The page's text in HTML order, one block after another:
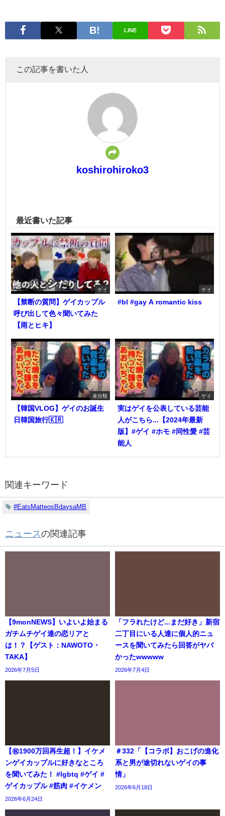
LINE
この記事を書いた人
koshirohiroko3
最近書いた記事
ゲイ
【禁断の質問】ゲイカップル
呼び出して色々聞いてみた
【雨とヒキ】
ゲイ
#bl #gay A romantic kiss
未分類
【韓国VLOG】ゲイのお誕生
日韓国旅行🇰🇷
ゲイ
実はゲイを公表している芸能
人がこちら...【2024年最新
版】#ゲイ #ホモ #同性愛 #芸
能人
関連キーワード
#EatsMatteosBdaysaMB
ニュースの関連記事
【9monNEWS】いよいよ始まる
ガチムチゲイ達の恋リアと
は！？【ゲスト：NAWOTO・
TAKA】
2026年7月5日
「フラれたけど...まだ好き」新宿
二丁目にいる人達に個人的ニュ
ースを聞いてみたら回答がヤバ
かったwwwww
2026年7月4日
【㊗️1900万回再生超！】イケメ
ンゲイカップルに好きなところ
を聞いてみた！ #lgbtq #ゲイ #
ゲイカップル #筋肉 #イケメン
2026年6月24日
＃332「【コラボ】おこげの進化
系と男が途切れないゲイの事
情」
2026年6月18日